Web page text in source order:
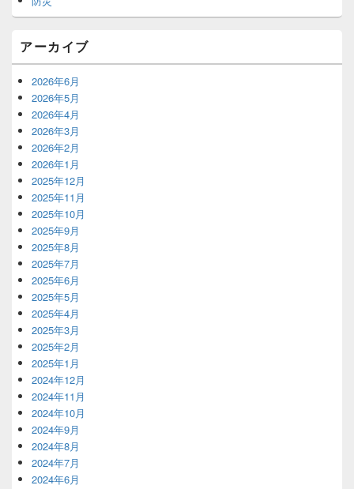
アーカイブ
2026年6月
2026年5月
2026年4月
2026年3月
2026年2月
2026年1月
2025年12月
2025年11月
2025年10月
2025年9月
2025年8月
2025年7月
2025年6月
2025年5月
2025年4月
2025年3月
2025年2月
2025年1月
2024年12月
2024年11月
2024年10月
2024年9月
2024年8月
2024年7月
2024年6月